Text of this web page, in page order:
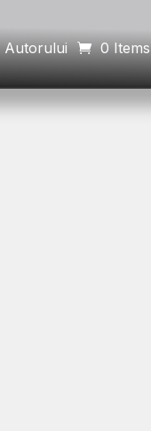
Autorului 0 Items